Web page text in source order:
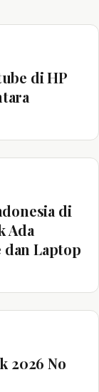
di HP
di
Ada
Laptop
2026 No